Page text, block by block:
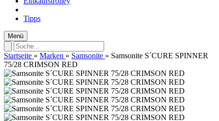
Tipps
Menü
Startseite » Marken » Samsonite » Samsonite S´CURE SPINNER
75/28 CRIMSON RED